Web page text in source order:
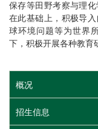
保存等田野考察与理
在此基础上，积极导
球环境问题等为世界
下，积极开展各种教育
概况
招生信息